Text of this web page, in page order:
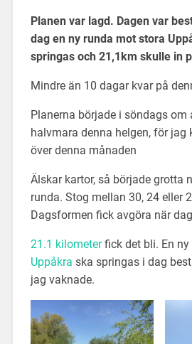
Planen var lagd. Dagen var
dag en ny runda mot stora
springas och 21,1km skulle in
Mindre än 10 dagar kvar på
Planerna började i söndags om
halvmara denna helgen, för jag
över denna månaden
Älskar kartor, så började grotta
runda. Stog mellan 30, 24 eller
Dagsformen fick avgöra när
21.1 kilometerfick det bli. En
Uppåkra ska springas i dag
jag vaknade.